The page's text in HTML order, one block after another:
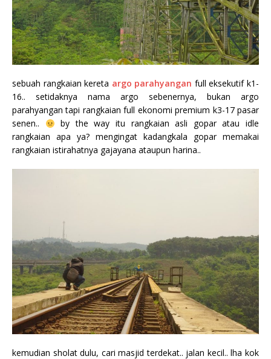
sebuah rangkaian kereta argo parahyangan full eksekutif k1-
16.. setidaknya nama argo sebenernya, bukan argo
parahyangan tapi rangkaian full ekonomi premium k3-17 pasar
senen..
by the way itu rangkaian asli gopar atau idle
rangkaian apa ya? mengingat kadangkala gopar memakai
rangkaian istirahatnya gajayana ataupun harina..
kemudian sholat dulu, cari masjid terdekat.. jalan kecil.. lha kok